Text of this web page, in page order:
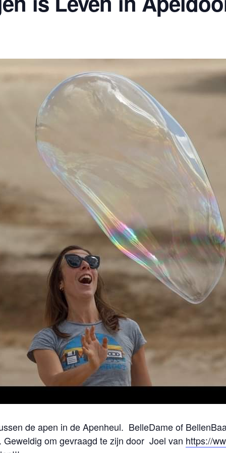
de apen in de Apenheul. BelleDame of
om gevraagd te zijn door Joel van https://